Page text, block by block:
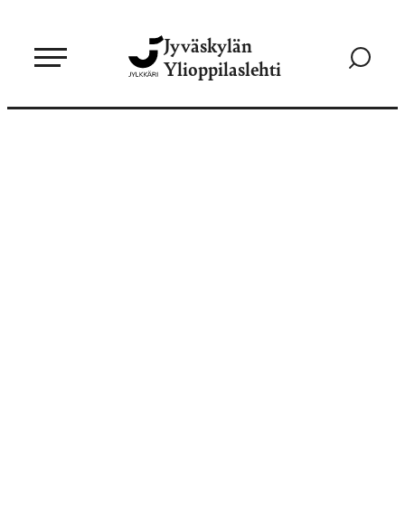
sisältöön
Jyväskylän
Ylioppilaslehti
Siirry